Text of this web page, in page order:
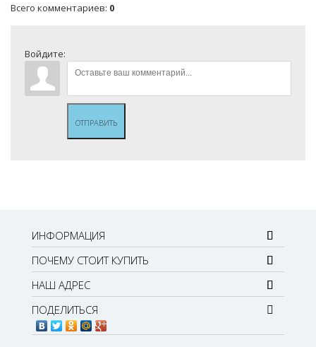
Всего комментариев: 0
Войдите:
ОТПРАВИТЬ
ИНФОРМАЦИЯ
ПОЧЕМУ СТОИТ КУПИТЬ
НАШ АДРЕС
ПОДЕЛИТЬСЯ